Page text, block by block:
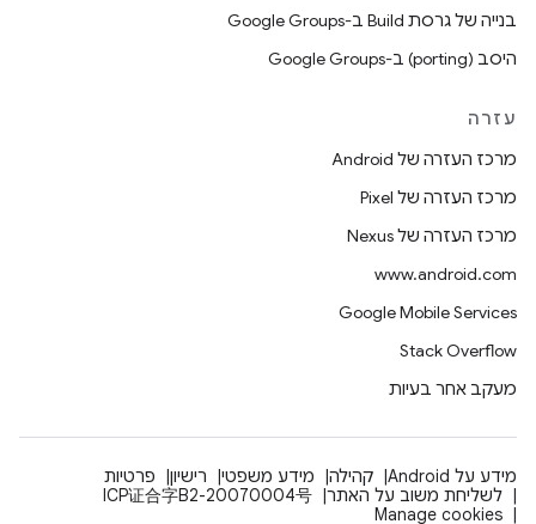
בנייה של גרסת Build ב-Google Groups
היסב (porting) ב-Google Groups
עזרה
מרכז העזרה של Android
מרכז העזרה של Pixel
מרכז העזרה של Nexus
www.android.com
Google Mobile Services
Stack Overflow
מעקב אחר בעיות
מידע על Android קהילה מידע משפטי רישיון
פרטיות
לשליחת משוב על האתר
ICP证合字B2-20070004号
Manage cookies